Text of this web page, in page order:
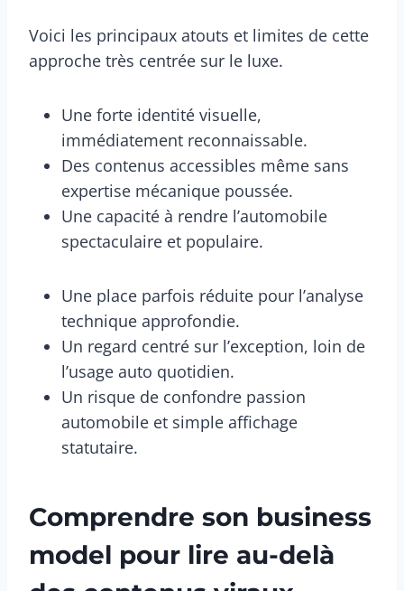
Voici les principaux atouts et limites de cette
approche très centrée sur le luxe.
Une forte identité visuelle,
immédiatement reconnaissable.
Des contenus accessibles même sans
expertise mécanique poussée.
Une capacité à rendre l’automobile
spectaculaire et populaire.
Une place parfois réduite pour l’analyse
technique approfondie.
Un regard centré sur l’exception, loin de
l’usage auto quotidien.
Un risque de confondre passion
automobile et simple affichage
statutaire.
Comprendre son business
model pour lire au-delà